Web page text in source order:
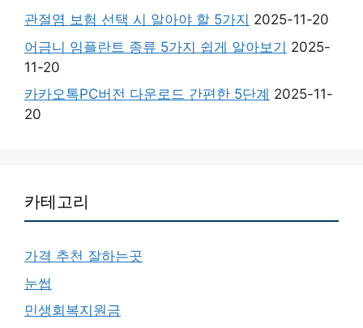
관절염 보험 선택 시 알아야 할 5가지 2025-11-20
어금니 임플란트 종류 5가지 쉽게 알아보기 2025-
11-20
카카오톡PC버전 다운로드 간편한 5단계 2025-11-
20
카테고리
가격 추천 잘하는곳
눈썹
민생회복지원금